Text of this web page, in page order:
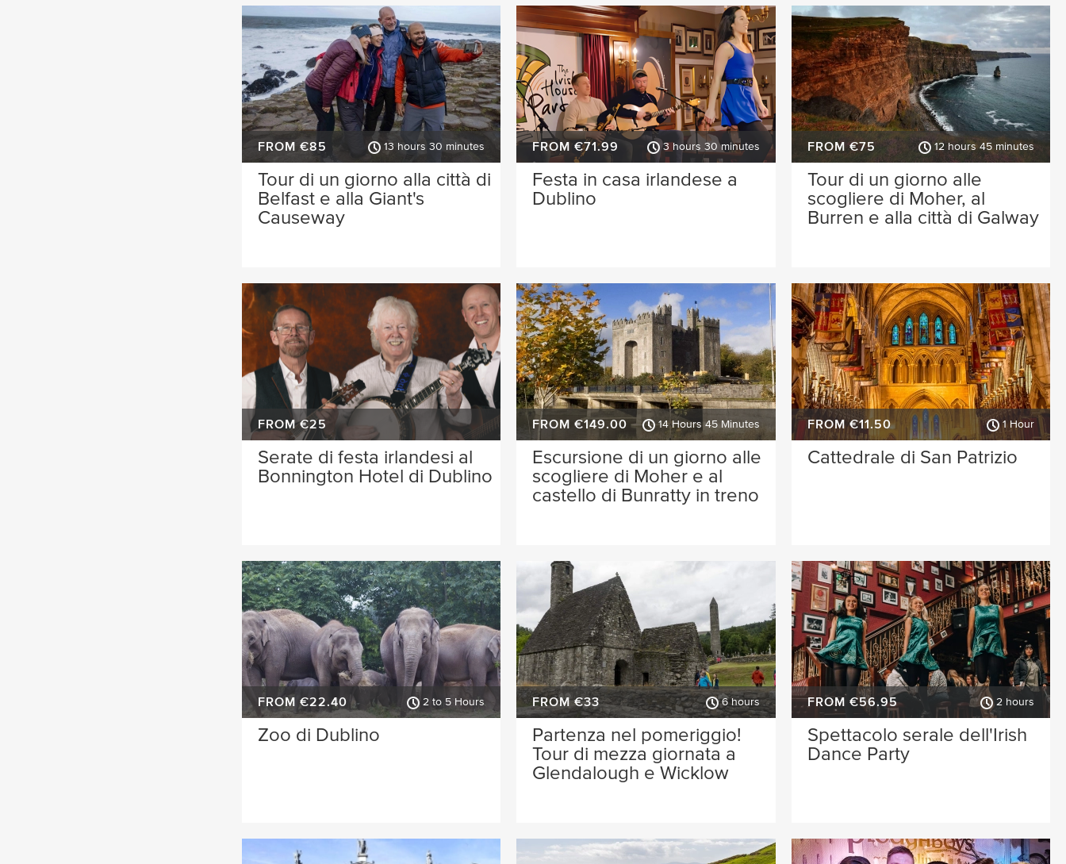
FROM €85 13 hours 30 minutes
Tour di un giorno alla città di
Belfast e alla Giant's
Causeway
FROM €71.99 3 hours 30 minutes
Festa in casa irlandese a
Dublino
FROM €75 12 hours 45 minutes
Tour di un giorno alle
scogliere di Moher, al
Burren e alla città di Galway
FROM €25
Serate di festa irlandesi al
Bonnington Hotel di Dublino
FROM €149.00 14 Hours 45 Minutes
Escursione di un giorno alle
scogliere di Moher e al
castello di Bunratty in treno
FROM €11.50 1 Hour
Cattedrale di San Patrizio
FROM €22.40 2 to 5 Hours
Zoo di Dublino
FROM €33 6 hours
Partenza nel pomeriggio!
Tour di mezza giornata a
Glendalough e Wicklow
FROM €56.95 2 hours
Spettacolo serale dell'Irish
Dance Party